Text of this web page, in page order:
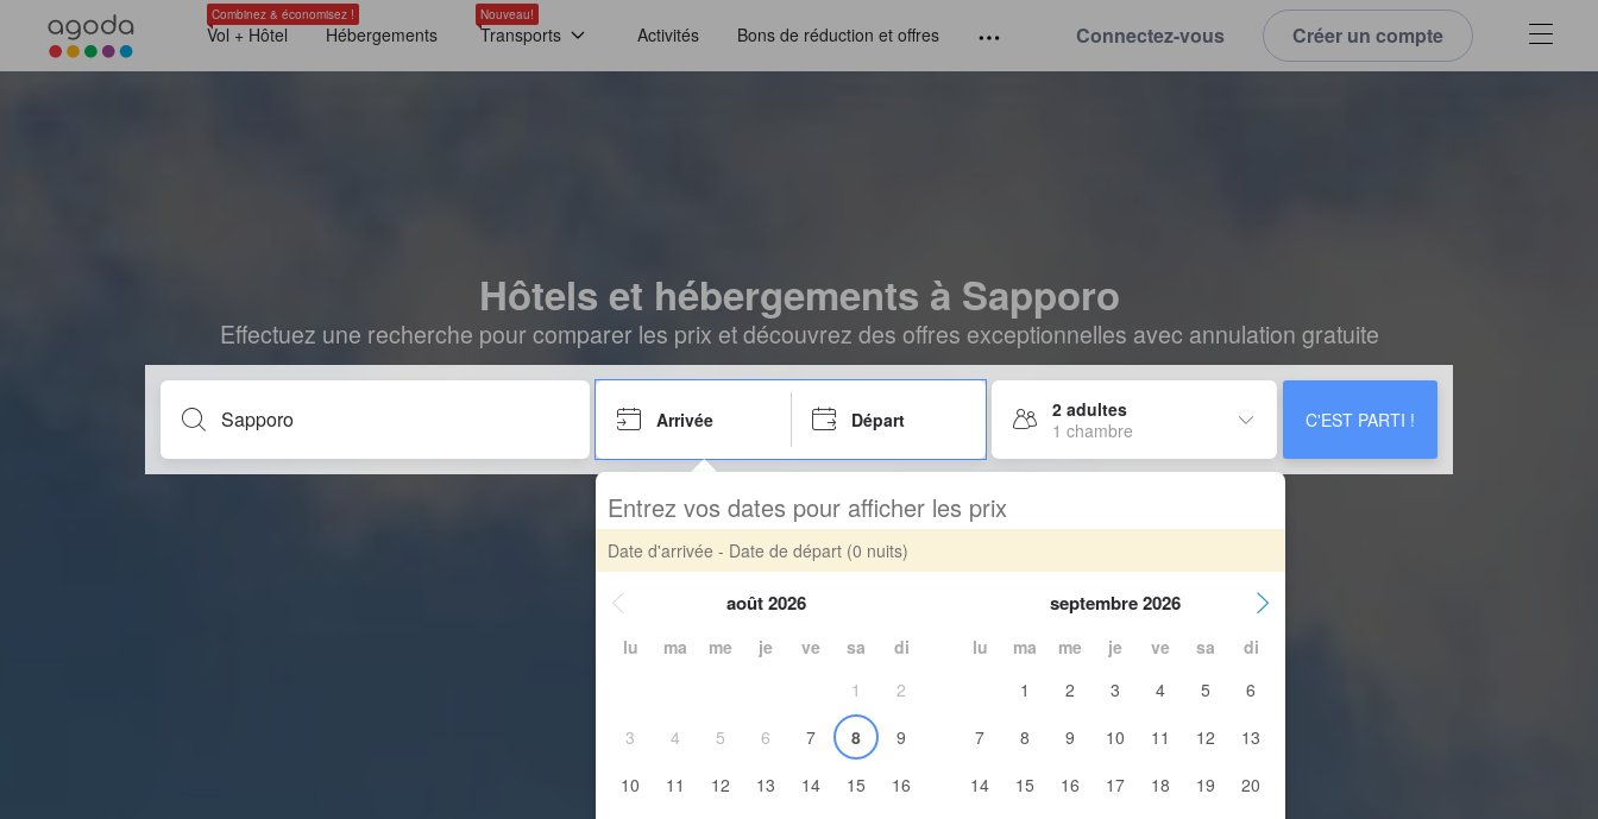
Combinez & économisez !
Vol + Hôtel Hébergements
Nouveau!
Transports Activités Bons de réduction et offres Connectez-vous Créer un compte
Hôtels et hébergements à Sapporo
Effectuez une recherche pour comparer les prix et découvrez des offres exceptionnelles avec annulation gratuite
Arrivée Départ
2 adultes
1 chambre
C'EST PARTI !
Entrez vos dates pour afficher les prix
Date d'arrivée - Date de départ (0 nuits)
août 2026
lu ma me je ve sa
di
1
2
3
4 5 6 7 8
9
10
11 12 13 14 15
16
septembre 2026
lu ma me je ve sa
di
1
2 3 4 5
6
7
8 9 10 11 12
13
14
15 16 17 18 19
20